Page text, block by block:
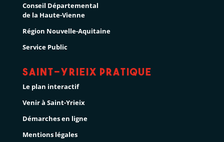
Conseil Départemental
de la Haute-Vienne
Région Nouvelle-Aquitaine
Service Public
Saint-Yrieix pratique
Le plan interactif
Venir à Saint-Yrieix
Démarches en ligne
Mentions légales